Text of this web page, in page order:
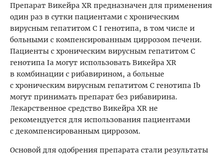
Препарат Викейра XR предназначен для применения
один раз в сутки пациентами с хроническим
вирусным гепатитом С I генотипа, в том числе и
больными с компенсированным циррозом печени.
Пациенты с хроническим вирусным гепатитом С
генотипа Iа могут использовать Викейра XR
в комбинации с рибавирином, а больные
с хроническим вирусным гепатитом С генотипа Ib
могут принимать препарат без рибавирина.
Лекарственное средство Викейра XR не
рекомендуется для использования пациентами
с декомпенсированным циррозом.
Основой для одобрения препарата стали результаты